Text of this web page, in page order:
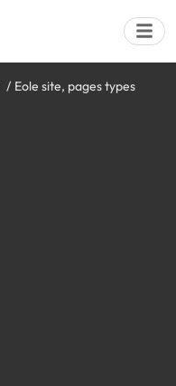
Eole site, pages types